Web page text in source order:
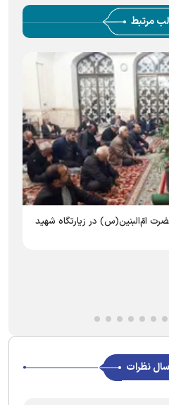
مرتبط
امّ‌البنین(س) در زیارتگاه شهید
نظرات